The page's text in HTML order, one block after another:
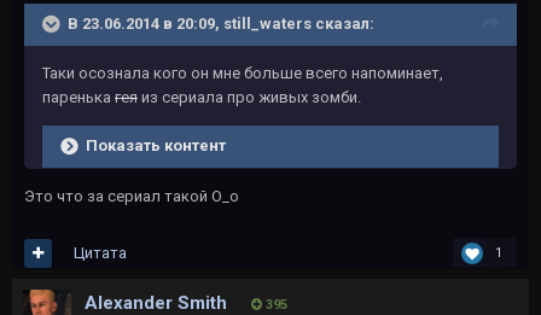
В 23.06.2014 в 20:09, still_waters сказал:
Таки осознала кого он мне больше всего напоминает,
паренька гея из сериала про живых зомби.
Показать контент
Это что за сериал такой О_о
1
Цитата
Alexander Smith 395